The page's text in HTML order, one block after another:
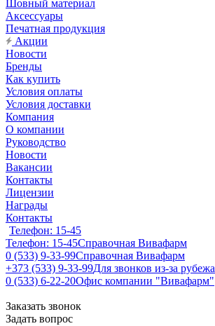
Шовный материал
Аксессуары
Печатная продукция
Акции
Новости
Бренды
Как купить
Условия оплаты
Условия доставки
Компания
О компании
Руководство
Новости
Вакансии
Контакты
Лицензии
Награды
Контакты
Телефон: 15-45
Телефон: 15-45Справочная Вивафарм
0 (533) 9-33-99Справочная Вивафарм
+373 (533) 9-33-99Для звонков из-за рубежа
0 (533) 6-22-20Офис компании "Вивафарм"
Заказать звонок
Задать вопрос